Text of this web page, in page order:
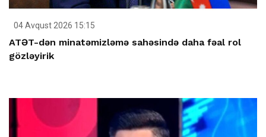
04 Avqust 2026 15:15
ATƏT-dən minatəmizləmə sahəsində daha fəal rol
gözləyirik